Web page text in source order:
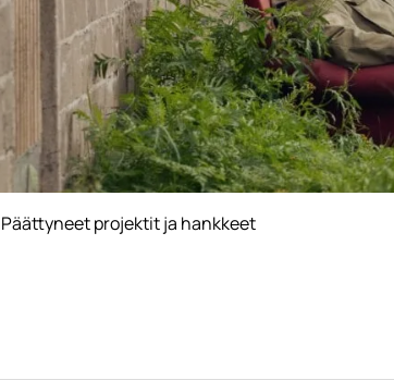
Päättyneet projektit ja hankkeet